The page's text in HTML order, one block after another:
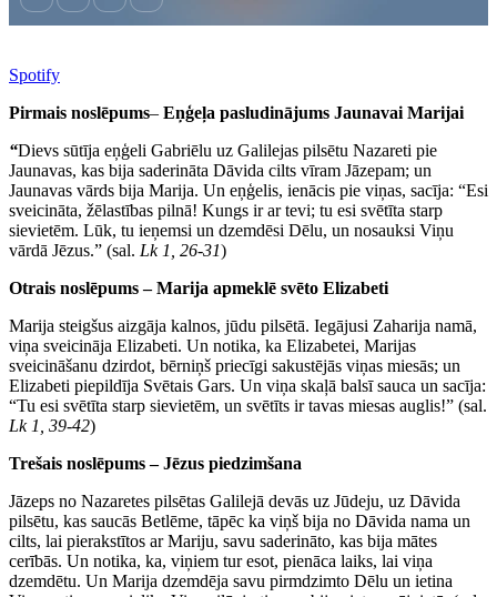
Spotify
Pirmais noslēpums– Eņģeļa pasludinājums Jaunavai Marijai
“Dievs sūtīja eņģeli Gabriēlu uz Galilejas pilsētu Nazareti pie
Jaunavas, kas bija saderināta Dāvida cilts vīram Jāzepam; un
Jaunavas vārds bija Marija. Un eņģelis, ienācis pie viņas, sacīja: “Esi
sveicināta, žēlastības pilnā! Kungs ir ar tevi; tu esi svētīta starp
sievietēm. Lūk, tu ieņemsi un dzemdēsi Dēlu, un nosauksi Viņu
vārdā Jēzus.” (sal. Lk 1, 26-31)
Otrais noslēpums – Marija apmeklē svēto Elizabeti
Marija steigšus aizgāja kalnos, jūdu pilsētā. Iegājusi Zaharija namā,
viņa sveicināja Elizabeti. Un notika, ka Elizabetei, Marijas
sveicināšanu dzirdot, bērniņš priecīgi sakustējās viņas miesās; un
Elizabeti piepildīja Svētais Gars. Un viņa skaļā balsī sauca un sacīja:
“Tu esi svētīta starp sievietēm, un svētīts ir tavas miesas auglis!” (sal.
Lk 1, 39-42)
Trešais noslēpums – Jēzus piedzimšana
Jāzeps no Nazaretes pilsētas Galilejā devās uz Jūdeju, uz Dāvida
pilsētu, kas saucās Betlēme, tāpēc ka viņš bija no Dāvida nama un
cilts, lai pierakstītos ar Mariju, savu saderināto, kas bija mātes
cerībās. Un notika, ka, viņiem tur esot, pienāca laiks, lai viņa
dzemdētu. Un Marija dzemdēja savu pirmdzimto Dēlu un ietina